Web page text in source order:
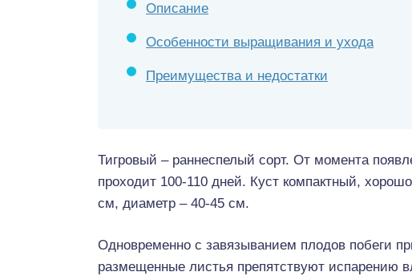
Описание
Особенности выращивания и ухода
Преимущества и недостатки
Тигровый – раннеспелый сорт. От момента
проходит 100-110 дней. Куст компактный,
см, диаметр – 40-45 см.
Одновременно с завязыванием плодов побеги
размещенные листья препятствуют испарению